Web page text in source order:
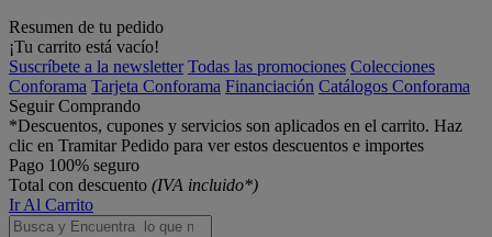
Resumen de tu pedido
¡Tu carrito está vacío!
Suscríbete a la newsletter Todas las promociones Colecciones
Conforama Tarjeta Conforama Financiación Catálogos Conforama
Seguir Comprando
*Descuentos, cupones y servicios son aplicados en el carrito. Haz
clic en Tramitar Pedido para ver estos descuentos e importes
Pago 100% seguro
Total con descuento (IVA incluido*)
Ir Al Carrito